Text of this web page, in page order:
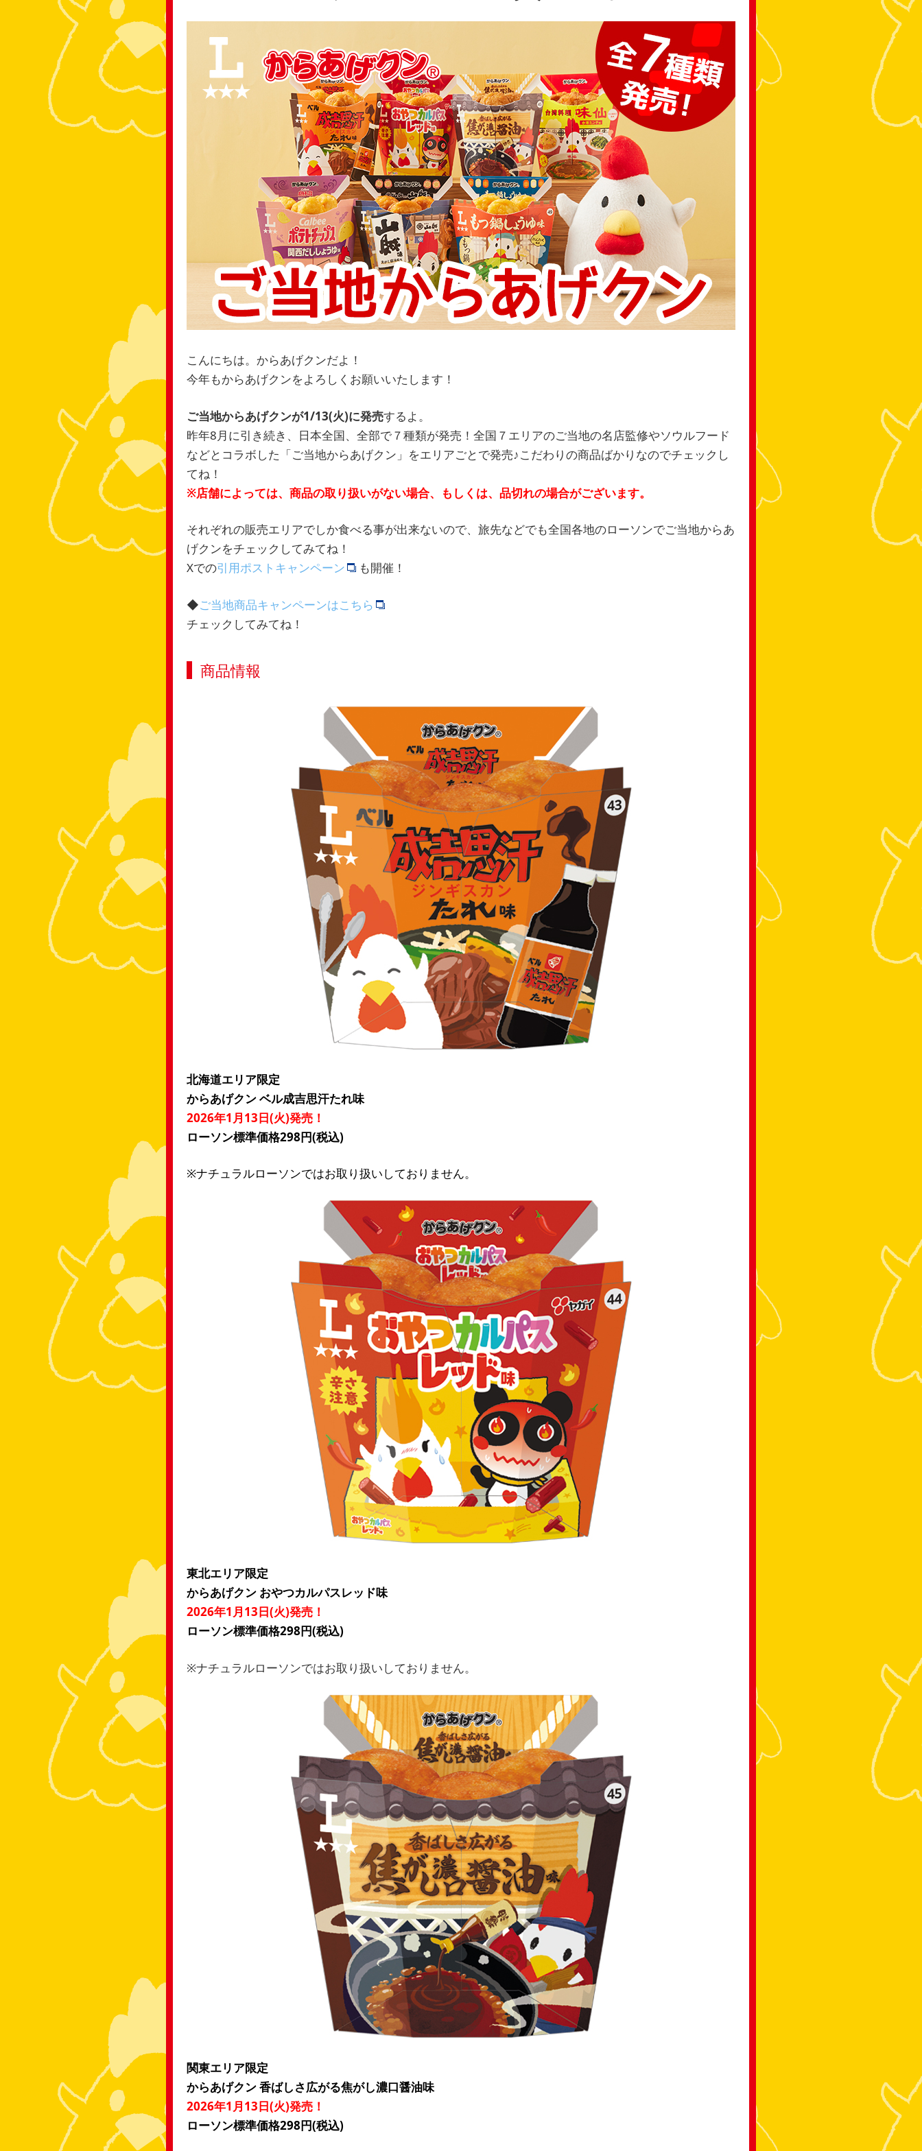
こんにちは。からあげクンだよ！
今年もからあげクンをよろしくお願いいたします！
ご当地からあげクンが1/13(火)に発売するよ。
昨年8月に引き続き、日本全国、全部で７種類が発売！全国７エリアのご当地の名店監修やソウルフード
などとコラボした「ご当地からあげクン」をエリアごとで発売♪こだわりの商品ばかりなのでチェックし
てね！
※店舗によっては、商品の取り扱いがない場合、もしくは、品切れの場合がございます。
それぞれの販売エリアでしか食べる事が出来ないので、旅先などでも全国各地のローソンでご当地からあ
げクンをチェックしてみてね！
Xでの引用ポストキャンペーン も開催！
◆ご当地商品キャンペーンはこちら
チェックしてみてね！
商品情報
北海道エリア限定
からあげクン ベル成吉思汗たれ味
2026年1月13日(火)発売！
ローソン標準価格298円(税込)
※ナチュラルローソンではお取り扱いしておりません。
東北エリア限定
からあげクン おやつカルパスレッド味
2026年1月13日(火)発売！
ローソン標準価格298円(税込)
※ナチュラルローソンではお取り扱いしておりません。
関東エリア限定
からあげクン 香ばしさ広がる焦がし濃口醤油味
2026年1月13日(火)発売！
ローソン標準価格298円(税込)